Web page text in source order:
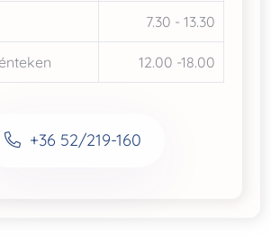
7.30 - 13.30
12.00 -18.00
+36 52/219-160